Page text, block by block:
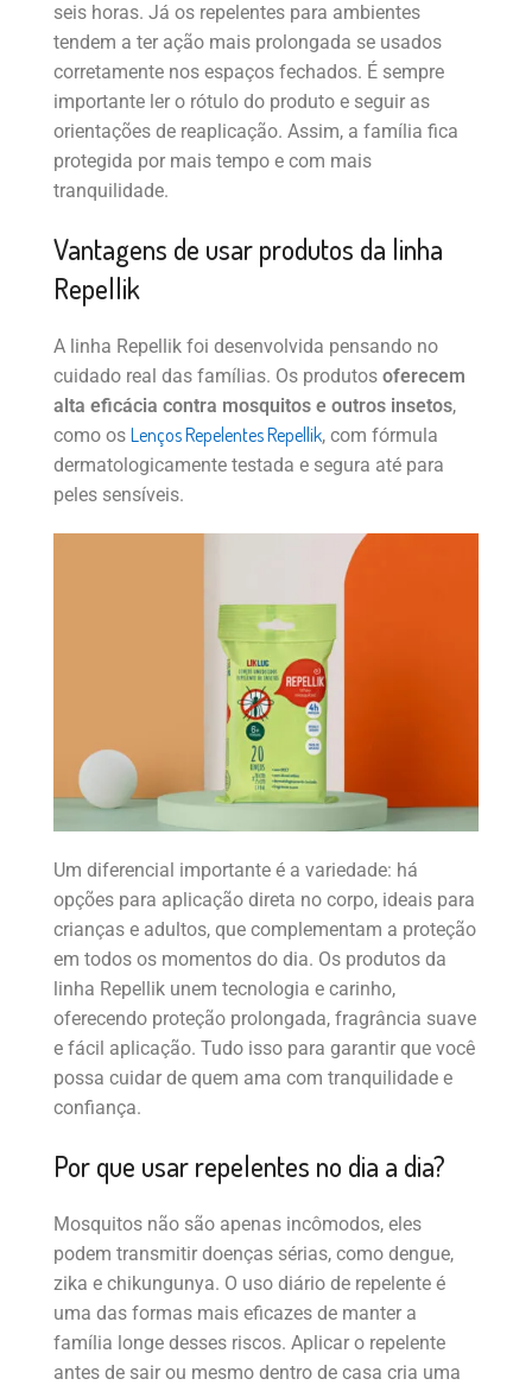
seis horas. Já os repelentes para ambientes
tendem a ter ação mais prolongada se usados
corretamente nos espaços fechados. É sempre
importante ler o rótulo do produto e seguir as
orientações de reaplicação. Assim, a família fica
protegida por mais tempo e com mais
tranquilidade.
Vantagens de usar produtos da linha
Repellik
A linha Repellik foi desenvolvida pensando no
cuidado real das famílias. Os produtos oferecem
alta eficácia contra mosquitos e outros insetos,
como os Lenços Repelentes Repellik, com fórmula
dermatologicamente testada e segura até para
peles sensíveis.
Um diferencial importante é a variedade: há
opções para aplicação direta no corpo, ideais para
crianças e adultos, que complementam a proteção
em todos os momentos do dia. Os produtos da
linha Repellik unem tecnologia e carinho,
oferecendo proteção prolongada, fragrância suave
e fácil aplicação. Tudo isso para garantir que você
possa cuidar de quem ama com tranquilidade e
confiança.
Por que usar repelentes no dia a dia?
Mosquitos não são apenas incômodos, eles
podem transmitir doenças sérias, como dengue,
zika e chikungunya. O uso diário de repelente é
uma das formas mais eficazes de manter a
família longe desses riscos. Aplicar o repelente
antes de sair ou mesmo dentro de casa cria uma